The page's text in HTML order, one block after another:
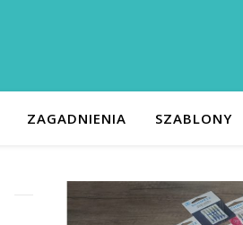
ZAGADNIENIA SZABLONY